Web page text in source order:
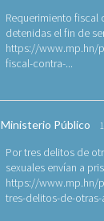
Requerimiento fiscal
detenidas el fin de
https://www.mp.hn/
fiscal-contra-...
Ministerio Público
Por tres delitos de
sexuales envían a
https://www.mp.hn/
tres-delitos-de-otras-